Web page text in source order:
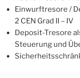
Einwurftresore /
2 CEN Grad II – IV
Deposit-Tresore
Steuerung und